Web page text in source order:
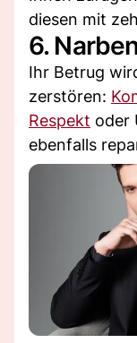
diesen mit
6.
Ihr Betrug
zerstören:
Respekt oder
ebenfalls